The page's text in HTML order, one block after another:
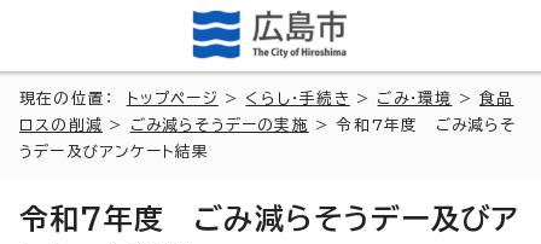
現在の位置： トップページ > くらし・手続き > ごみ・環境 >食品
ロスの削減 > ごみ減らそうデーの実施 > 令和7年度 ごみ減らそ
うデー及びアンケート結果
令和7年度 ごみ減らそうデー及びア